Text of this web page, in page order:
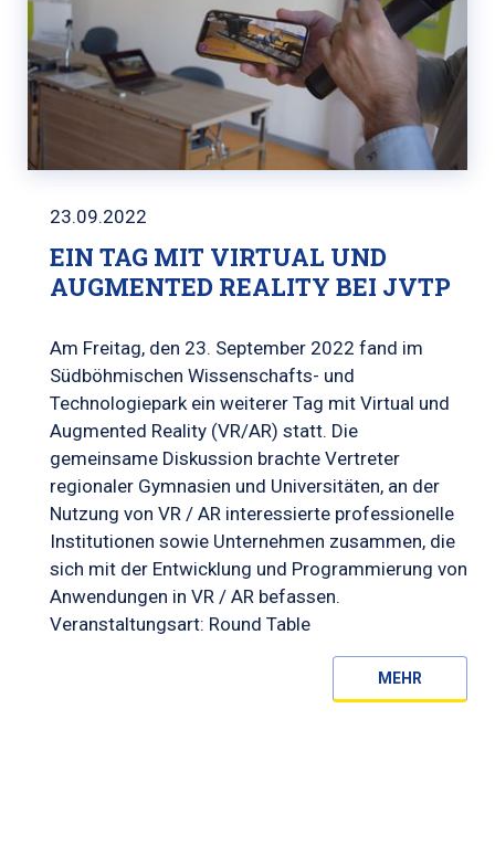
23.09.2022
EIN TAG MIT VIRTUAL UND
AUGMENTED REALITY BEI JVTP
Am Freitag, den 23. September 2022 fand im
Südböhmischen Wissenschafts- und
Technologiepark ein weiterer Tag mit Virtual und
Augmented Reality (VR/AR) statt. Die
gemeinsame Diskussion brachte Vertreter
regionaler Gymnasien und Universitäten, an der
Nutzung von VR / AR interessierte professionelle
Institutionen sowie Unternehmen zusammen, die
sich mit der Entwicklung und Programmierung von
Anwendungen in VR / AR befassen.
Veranstaltungsart: Round Table
MEHR